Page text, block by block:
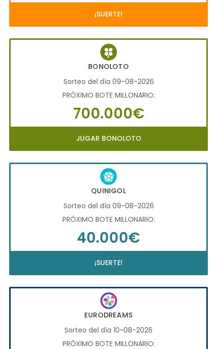
¡SUERTE!
BONOLOTO
Sorteo del día 09-08-2026
PRÓXIMO BOTE MILLONARIO:
700.000€
JUGAR BONOLOTO
QUINIGOL
Sorteo del día 09-08-2026
PRÓXIMO BOTE MILLONARIO:
40.000€
¡SUERTE!
EURODREAMS
Sorteo del día 10-08-2026
PRÓXIMO BOTE MILLONARIO: